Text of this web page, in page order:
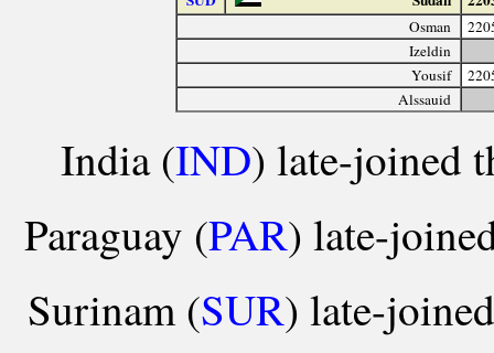
Osman
Izeldin
Yousif
Alssauid
India (IND) late-joined
Paraguay (PAR) late-
Surinam (SUR) late-